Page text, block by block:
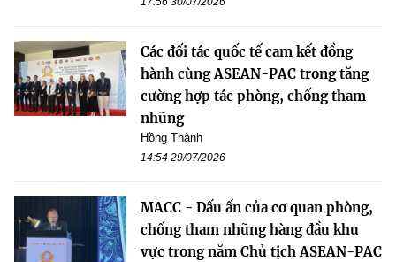
Các đối tác quốc tế cam kết đồng
hành cùng ASEAN-PAC trong tăng
cường hợp tác phòng, chống tham
nhũng
Hồng Thành
14:54 29/07/2026
MACC - Dấu ấn của cơ quan phòng,
chống tham nhũng hàng đầu khu
vực trong năm Chủ tịch ASEAN-PAC